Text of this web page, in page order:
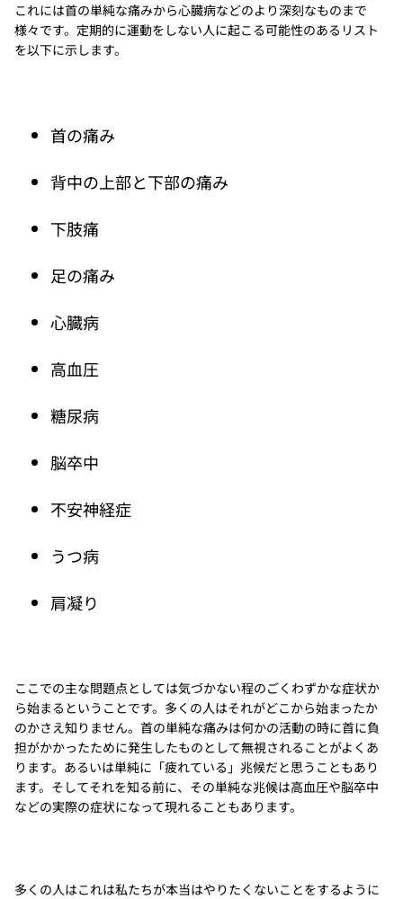
これには首の単純な痛みから心臓病などのより深刻なものまで
様々です。定期的に運動をしない人に起こる可能性のあるリスト
を以下に示します。
首の痛み
背中の上部と下部の痛み
下肢痛
足の痛み
心臓病
高血圧
糖尿病
脳卒中
不安神経症
うつ病
肩凝り
ここでの主な問題点としては気づかない程のごくわずかな症状か
ら始まるということです。多くの人はそれがどこから始まったか
のかさえ知りません。首の単純な痛みは何かの活動の時に首に負
担がかかったために発生したものとして無視されることがよくあ
ります。あるいは単純に「疲れている」兆候だと思うこともあり
ます。そしてそれを知る前に、その単純な兆候は高血圧や脳卒中
などの実際の症状になって現れることもあります。
多くの人はこれは私たちが本当はやりたくないことをするように